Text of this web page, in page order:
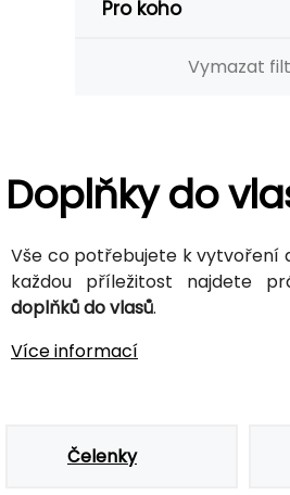
Pro koho
Vymazat
Doplňky do
Vše co potřebujete k vytvoření
každou příležitost najdete
doplňků do vlasů.
Více informací
Čelenky